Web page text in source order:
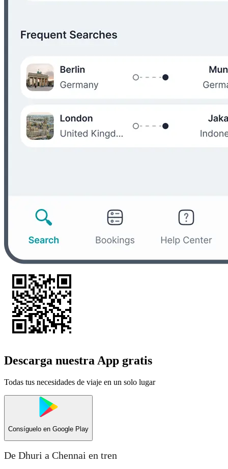
Descarga nuestra App gratis
Todas tus necesidades de viaje en un solo lugar
Consíguelo en Google Play
De Dhuri a Chennai en tren